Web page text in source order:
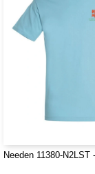
Needen 11380-N2LST